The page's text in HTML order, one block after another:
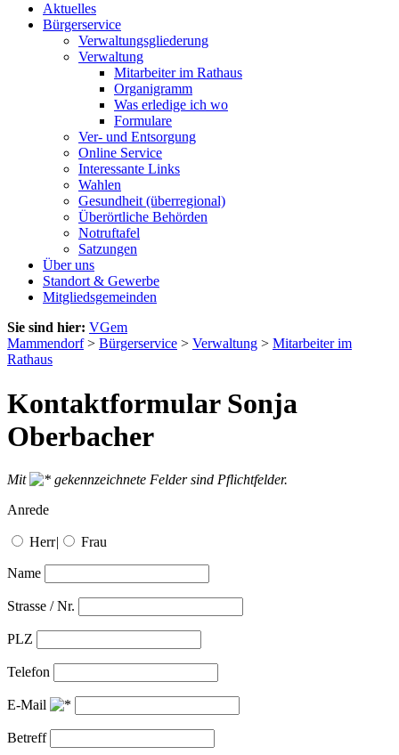
Aktuelles
Bürgerservice
Verwaltungsgliederung
Verwaltung
Mitarbeiter im Rathaus
Organigramm
Was erledige ich wo
Formulare
Ver- und Entsorgung
Online Service
Interessante Links
Wahlen
Gesundheit (überregional)
Überörtliche Behörden
Notruftafel
Satzungen
Über uns
Standort & Gewerbe
Mitgliedsgemeinden
Sie sind hier: VGem
Mammendorf> Bürgerservice > Verwaltung > Mitarbeiter im
Rathaus
Kontaktformular Sonja
Oberbacher
Mit
gekennzeichnete Felder sind Pflichtfelder.
Anrede
Herr| Frau
Name
Strasse / Nr.
PLZ
Telefon
E-Mail
Betreff